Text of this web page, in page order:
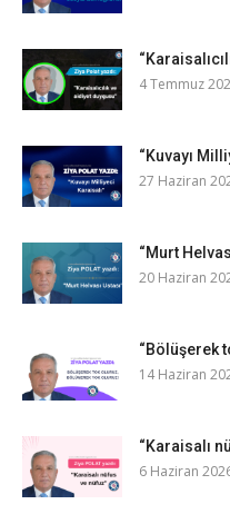
4 Temmuz
“Kuvayı
27 Haziran
“Murt
20 Haziran
“Bölüşerek
14 Haziran
“Karaisalı
6 Haziran